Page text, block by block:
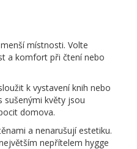
místnosti. Volte
a komfort při čtení nebo
k vystavení knih nebo
sušenými květy jsou
domova.
a nenarušují estetiku.
nepřítelem hygge